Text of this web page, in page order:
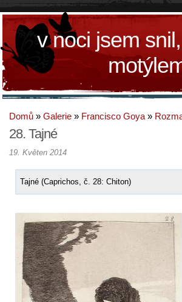
v noci jsem
Domů » Galerie » Francisco Goya »
28. Tajné
19. Květen 2014
Tajné (Caprichos, č. 28: Chiton)